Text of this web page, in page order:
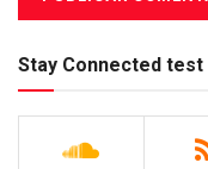
Stay Connected test